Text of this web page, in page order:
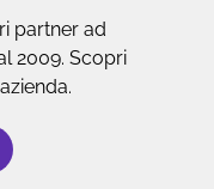
partner ad
2009. Scopri